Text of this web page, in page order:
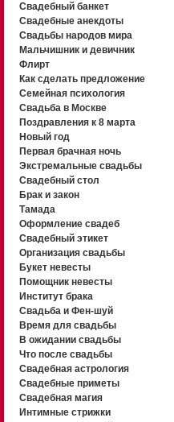
Свадебный банкет
Свадебные анекдоты
Свадьбы народов мира
Мальчишник и девичник
Флирт
Как сделать предложение
Семейная психология
Свадьба в Москве
Поздравления к 8 марта
Новый год
Первая брачная ночь
Экстремальные свадьбы
Свадебный стол
Брак и закон
Тамада
Оформление свадеб
Свадебный этикет
Организация свадьбы
Букет невесты
Помощник невесты
Институт брака
Свадьба и Фен-шуй
Время для свадьбы
В ожидании свадьбы
Что после свадьбы
Свадебная астрология
Свадебные приметы
Свадебная магия
Интимные стрижки